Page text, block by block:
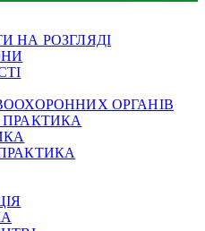
НА РОЗГЛЯДІ
ОРГАНІВ